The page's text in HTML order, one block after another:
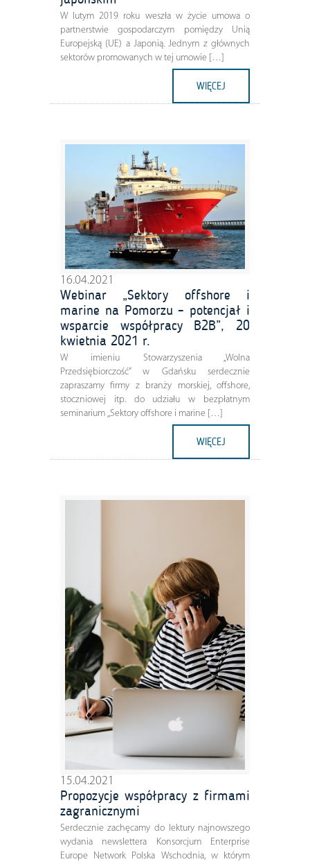
W lutym 2019 roku weszła w życie umowa o
partnerstwie gospodarczym pomiędzy Unią
Europejską (UE) a Japonią. Jednym z głównych
sektorów promowanych w tej umowie […]
WIĘCEJ
16.04.2021
Webinar „Sektory offshore i
marine na Pomorzu – potencjał i
wsparcie współpracy B2B”, 20
kwietnia 2021 r.
W imieniu Stowarzyszenia „Wolna
Przedsiębiorczość” w Gdańsku serdecznie
zapraszamy firmy z branży morskiej, offshore,
stoczniowej itp. do udziału w bezpłatnym
seminarium ,,Sektory offshore i marine […]
WIĘCEJ
15.04.2021
Propozycje współpracy z firmami
zagranicznymi
Serdecznie zachęcamy do lektury najnowszego
wydania newslettera Konsorcjum Enterprise
Europe Network Polska Wschodnia, w którym